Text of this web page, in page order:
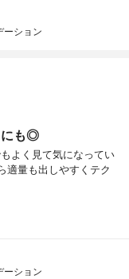
ーション
にも◎
よく見て気になってい
適量も出しやすくテク
ーション